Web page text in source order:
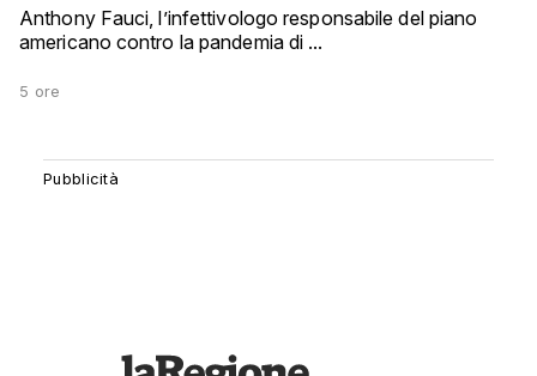
Anthony Fauci, l’infettivologo responsabile del piano
americano contro la pandemia di ...
5 ore